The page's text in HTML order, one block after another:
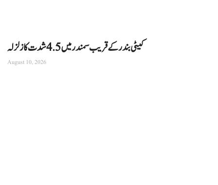
کیٹی بندر کے قریب سمندر میں 4.5 شدت کا زلزلہ
August 10, 2026